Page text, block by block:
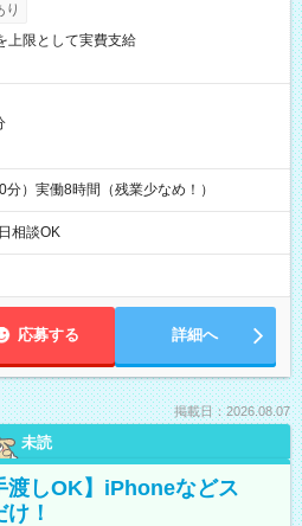
り
上限として実費支給
）実働8時間（残業少なめ！）
相談OK
応募する 詳細へ
掲載日：2026.08.07
未読
渡しOK】iPhoneなどス
！